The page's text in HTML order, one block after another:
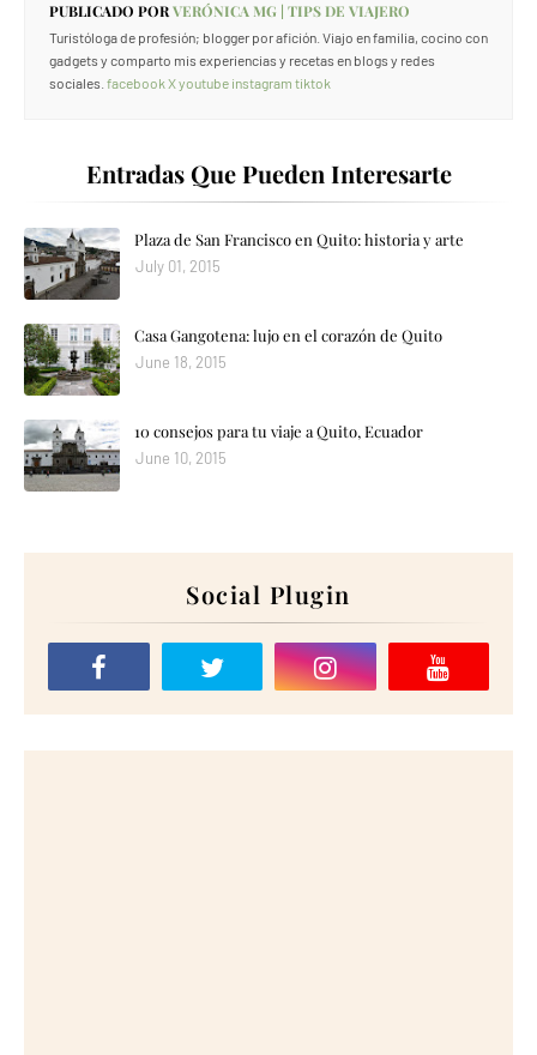
PUBLICADO PORVERÓNICA MG | TIPS DE VIAJERO
Turistóloga de profesión; blogger por afición. Viajo en familia, cocino con
gadgets y comparto mis experiencias y recetas en blogs y redes
sociales. facebook Xyoutube instagram tiktok
Entradas Que Pueden Interesarte
Plaza de San Francisco en Quito: historia y arte
July 01, 2015
Casa Gangotena: lujo en el corazón de Quito
June 18, 2015
10 consejos para tu viaje a Quito, Ecuador
June 10, 2015
Social Plugin